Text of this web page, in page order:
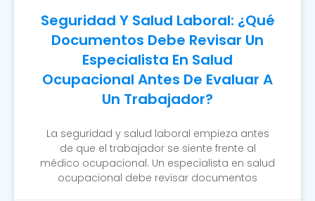
Seguridad Y Salud Laboral: ¿Qué
Documentos Debe Revisar Un
Especialista En Salud
Ocupacional Antes De Evaluar A
Un Trabajador?
La seguridad y salud laboral empieza antes
de que el trabajador se siente frente al
médico ocupacional. Un especialista en salud
ocupacional debe revisar documentos